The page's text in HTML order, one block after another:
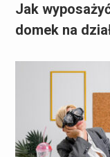
Jak
domek na